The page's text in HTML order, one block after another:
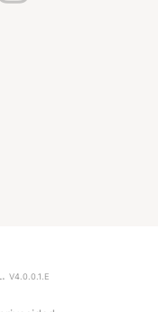
V4.0.0.1.E